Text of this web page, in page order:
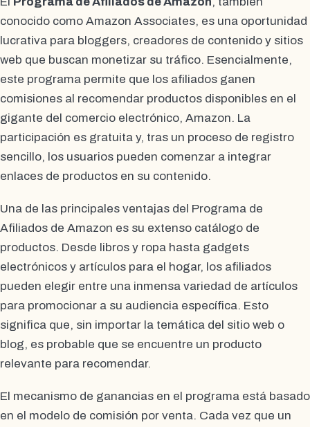
conocido como Amazon Associates, es una oportunidad
lucrativa para bloggers, creadores de contenido y sitios
web que buscan monetizar su tráfico. Esencialmente,
este programa permite que los afiliados ganen
comisiones al recomendar productos disponibles en el
gigante del comercio electrónico, Amazon. La
participación es gratuita y, tras un proceso de registro
sencillo, los usuarios pueden comenzar a integrar
enlaces de productos en su contenido.
Una de las principales ventajas del Programa de
Afiliados de Amazon es su extenso catálogo de
productos. Desde libros y ropa hasta gadgets
electrónicos y artículos para el hogar, los afiliados
pueden elegir entre una inmensa variedad de artículos
para promocionar a su audiencia específica. Esto
significa que, sin importar la temática del sitio web o
blog, es probable que se encuentre un producto
relevante para recomendar.
El mecanismo de ganancias en el programa está basado
en el modelo de comisión por venta. Cada vez que un